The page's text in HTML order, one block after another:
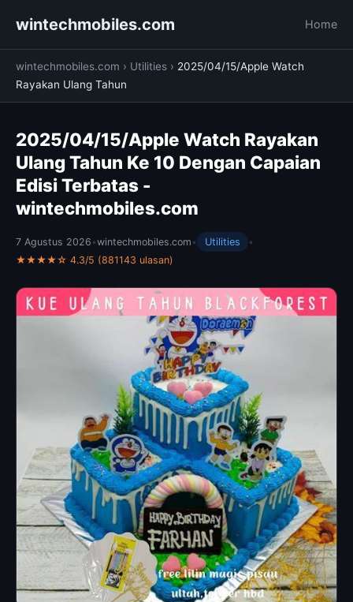
wintechmobiles.com Home
wintechmobiles.com › Utilities › 2025/04/15/Apple Watch
Rayakan Ulang Tahun
2025/04/15/Apple Watch Rayakan
Ulang Tahun Ke 10 Dengan Capaian
Edisi Terbatas -
wintechmobiles.com
7 Agustus 2026 •wintechmobiles.com • Utilities
•
★★★★☆ 4.3/5 (881143 ulasan)